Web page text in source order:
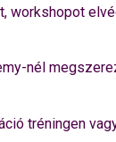
nél
tréningen